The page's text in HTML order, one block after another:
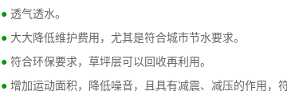
● 透气透水。
● 大大降低维护费用，尤其是符合城市节水要求。
● 符合环保要求，草坪层可以回收再利用。
● 增加运动面积，降低噪音，且具有减震、减压的作用，